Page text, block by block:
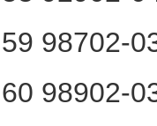
59 98702-
60 98902-